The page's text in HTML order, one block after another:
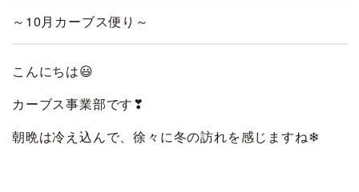
～10月カーブス便り～
こんにちは😃
カーブス事業部です❣
朝晩は冷え込んで、徐々に冬の訪れを感じますね❄